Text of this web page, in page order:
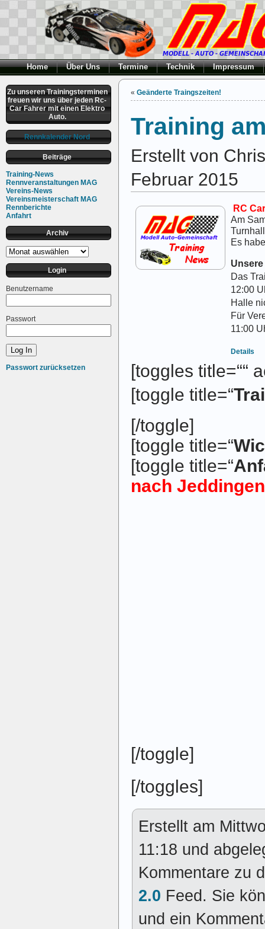
Home Über Uns Termine Technik Impressum
Zu unseren Trainingsterminen
freuen wir uns über jeden Rc-
Car Fahrer mit einen Elektro
Auto.
Rennkalender Nord
Beiträge
Training-News
Rennveranstaltungen MAG
Vereins-News
Vereinsmeisterschaft MAG
Rennberichte
Anfahrt
Archiv
Archiv
Login
Benutzername
Passwort
Passwort zurücksetzen
« Geänderte Traingszeiten!
Training
Erstellt von
Februar 2015
RC
Am
Es
Das
12:00
Halle
Für
11:00
Details
[toggles title=““
[toggle title=“
[/toggle]
[toggle title=“
[toggle title=“
nach Jeddingen
[/toggle]
[/toggles]
Erstellt am
11:18 und
Kommentare zu
2.0 Feed. Sie
und ein